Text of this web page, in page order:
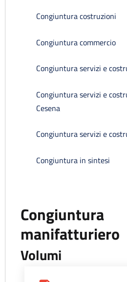
Congiuntura costruzioni
Congiuntura commercio
Congiuntura servizi e
Congiuntura servizi e
Cesena
Congiuntura servizi e
Congiuntura in sintesi
Congiuntura
manifatturiero
Volumi